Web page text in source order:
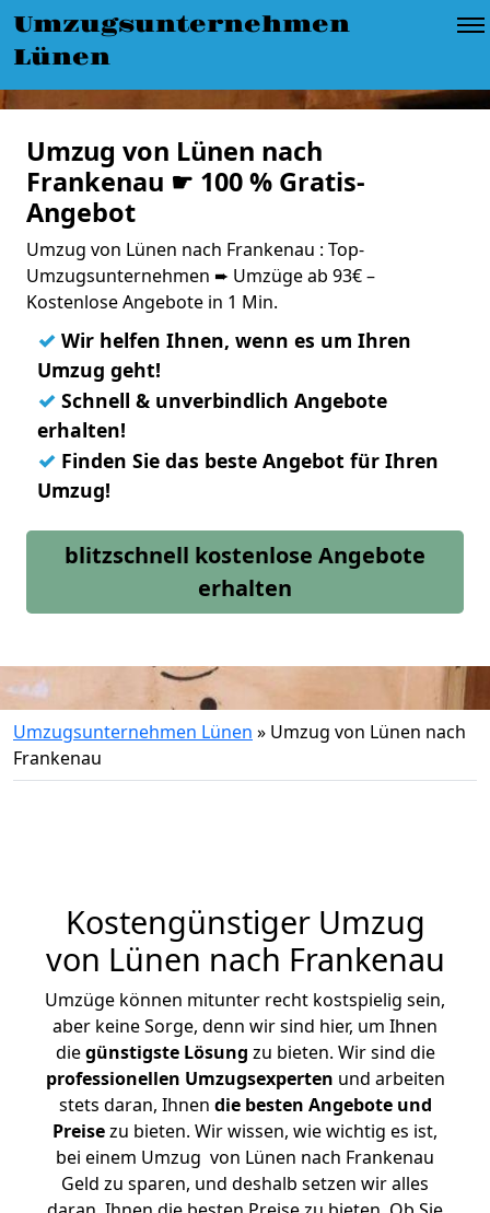
Umzugsunternehmen
Lünen
Umzug von Lünen nach
Frankenau ☛ 100 % Gratis-
Angebot
Umzug von Lünen nach Frankenau : Top-
Umzugsunternehmen ➨ Umzüge ab 93€ –
Kostenlose Angebote in 1 Min.
✓ Wir helfen Ihnen, wenn es um Ihren
Umzug geht!
✓ Schnell & unverbindlich Angebote
erhalten!
✓ Finden Sie das beste Angebot für Ihren
Umzug!
blitzschnell kostenlose Angebote
erhalten
Umzugsunternehmen Lünen » Umzug von Lünen nach
Frankenau
Kostengünstiger Umzug
von Lünen nach Frankenau
Umzüge können mitunter recht kostspielig sein,
aber keine Sorge, denn wir sind hier, um Ihnen
diegünstigste Lösung zu bieten. Wir sind die
professionellen Umzugsexperten und arbeiten
stets daran, Ihnen die besten Angebote und
Preisezu bieten. Wir wissen, wie wichtig es ist,
bei einem Umzug von Lünen nach Frankenau
Geld zu sparen, und deshalb setzen wir alles